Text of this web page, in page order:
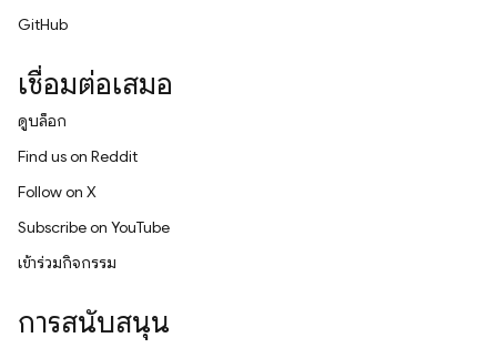
GitHub
เชื่อมต่อเสมอ
ดูบล็อก
Find us on Reddit
Follow on X
Subscribe on YouTube
เข้าร่วมกิจกรรม
การสนับสนุน